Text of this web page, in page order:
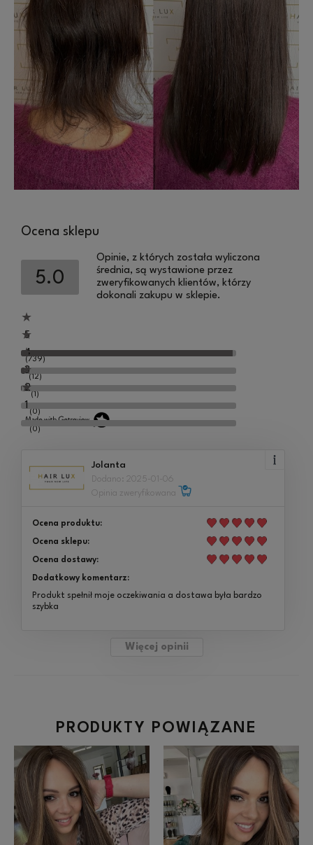
Ocena sklepu
5.0
Opinie, z których została wyliczona
średnia, są wystawione przez
zweryfikowanych klientów, którzy
dokonali zakupu w sklepie.
5
(739)
4
(12)
3
(1)
2
(0)
1
(0)
Jolanta
Dodano: 2025-01-06
Opinia zweryfikowana
Ocena produktu:
Ocena sklepu:
Ocena dostawy:
Dodatkowy komentarz:
Produkt spełnił moje oczekiwania a dostawa była bardzo
szybka
Więcej opinii
PRODUKTY POWIĄZANE